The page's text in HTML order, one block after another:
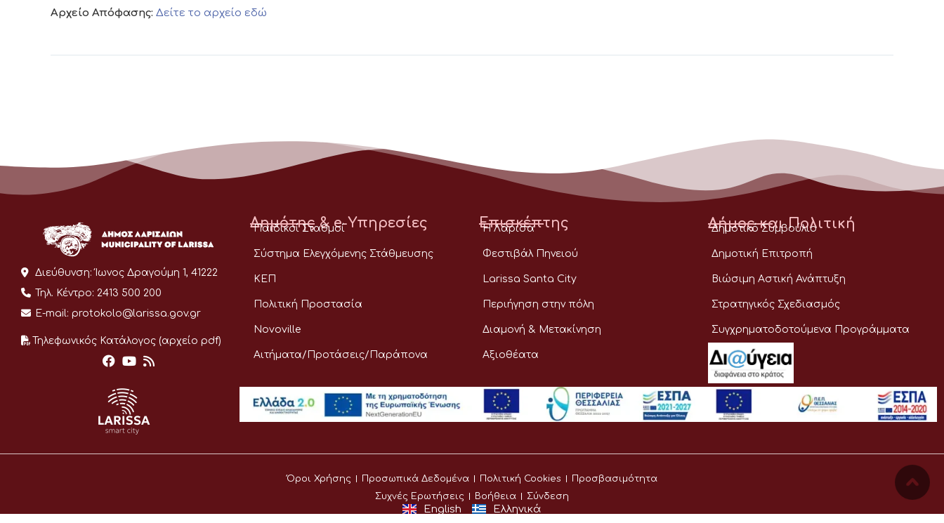
Αρχείο Απόφασης: Δείτε το αρχείο εδώ
Διεύθυνση: Ίωνος Δραγούμη 1, 41222
Τηλ. Κέντρο: 2413 500 200
E-mail: protokolo@larissa.gov.gr
Τηλεφωνικός Κατάλογος (αρχείο pdf)
Δημότης & e-Υπηρεσίες
Παιδικοί Σταθμοί
Σύστημα Ελεγχόμενης Στάθμευσης
ΚΕΠ
Πολιτική Προστασία
Novoville
Αιτήματα/Προτάσεις/Παράπονα
Επισκέπτης
Η Λάρισα
Φεστιβάλ Πηνειού
Larissa Santa City
Περιήγηση στην πόλη
Διαμονή & Μετακίνηση
Αξιοθέατα
Δήμος και Πολιτική
Δημοτικό Συμβούλιο
Δημοτική Επιτροπή
Βιώσιμη Αστική Ανάπτυξη
Στρατηγικός Σχεδιασμός
Συγχρηματοδοτούμενα Προγράμματα
Όροι Χρήσης Προσωπικά Δεδομένα Πολιτική Cookies
Προσβασιμότητα
Συχνές Ερωτήσεις
Βοήθεια Σύνδεση
English Ελληνικά